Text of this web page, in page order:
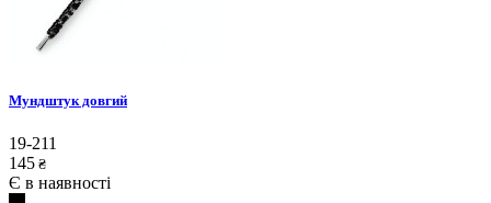
Мундштук довгий
19-211
145 ₴
Є в наявності